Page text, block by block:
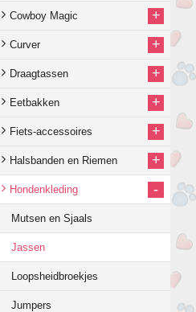
Cowboy Magic +
Curver +
Draagtassen +
Eetbakken +
Fiets-accessoires +
Halsbanden en Riemen +
Hondenkleding -
Mutsen en Sjaals
Jassen
Loopsheidbroekjes
Jumpers